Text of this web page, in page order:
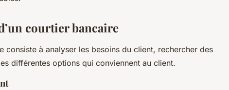
courtier bancaire
consiste à analyser les besoins du client, rechercher des
différentes options qui conviennent au client.